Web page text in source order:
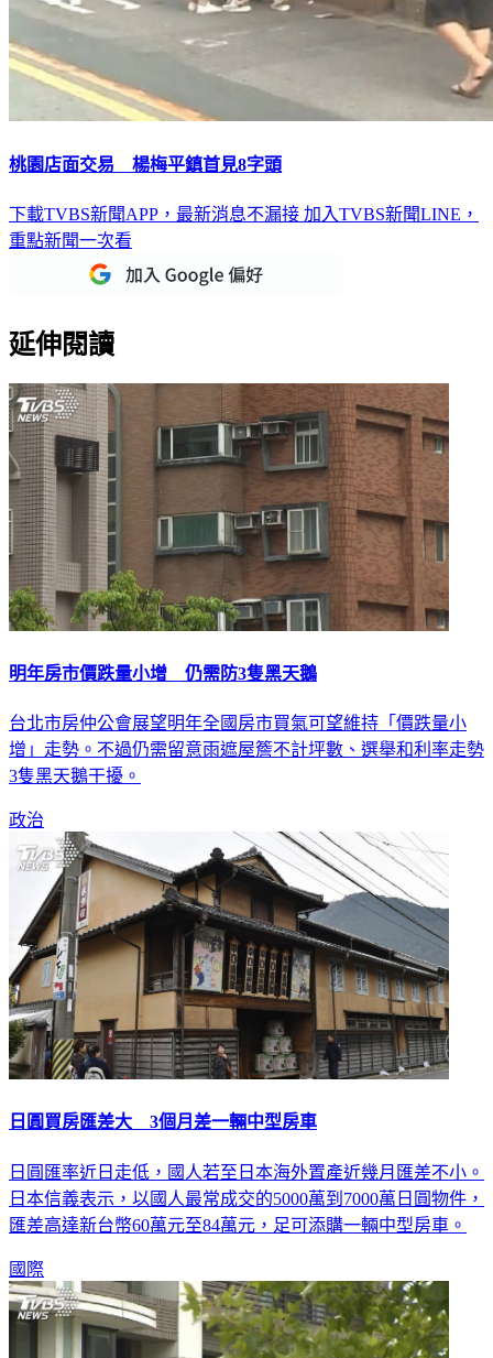
桃園店面交易 楊梅平鎮首見8字頭
下載TVBS新聞APP，最新消息不漏接 加入TVBS新聞LINE，
重點新聞一次看
延伸閱讀
明年房市價跌量小增 仍需防3隻黑天鵝
台北市房仲公會展望明年全國房市買氣可望維持「價跌量小
增」走勢。不過仍需留意雨遮屋簷不計坪數、選舉和利率走勢
3隻黑天鵝干擾。
政治
日圓買房匯差大 3個月差一輛中型房車
日圓匯率近日走低，國人若至日本海外置產近幾月匯差不小。
日本信義表示，以國人最常成交的5000萬到7000萬日圓物件，
匯差高達新台幣60萬元至84萬元，足可添購一輛中型房車。
國際